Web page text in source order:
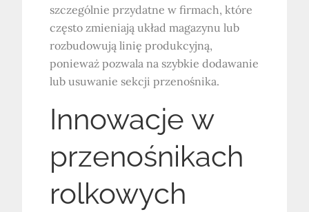
szczególnie przydatne w firmach, które
często zmieniają układ magazynu lub
rozbudowują linię produkcyjną,
ponieważ pozwala na szybkie dodawanie
lub usuwanie sekcji przenośnika.
Innowacje w
przenośnikach
rolkowych